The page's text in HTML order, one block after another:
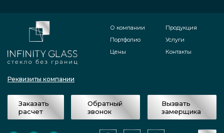
Реквизиты компании
О компании
Портфолио
Цены
Продукция
Услуги
Контакты
Заказать
расчет
Обратный
звонок
Вызвать
замерщика